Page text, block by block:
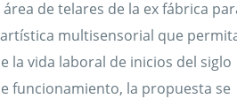
de telares de la ex fábrica
multisensorial que
la vida laboral de inicios del siglo
funcionamiento, la propuesta se